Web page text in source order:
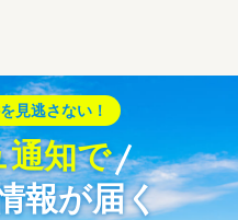
見逃さない！
通知で
報が届く